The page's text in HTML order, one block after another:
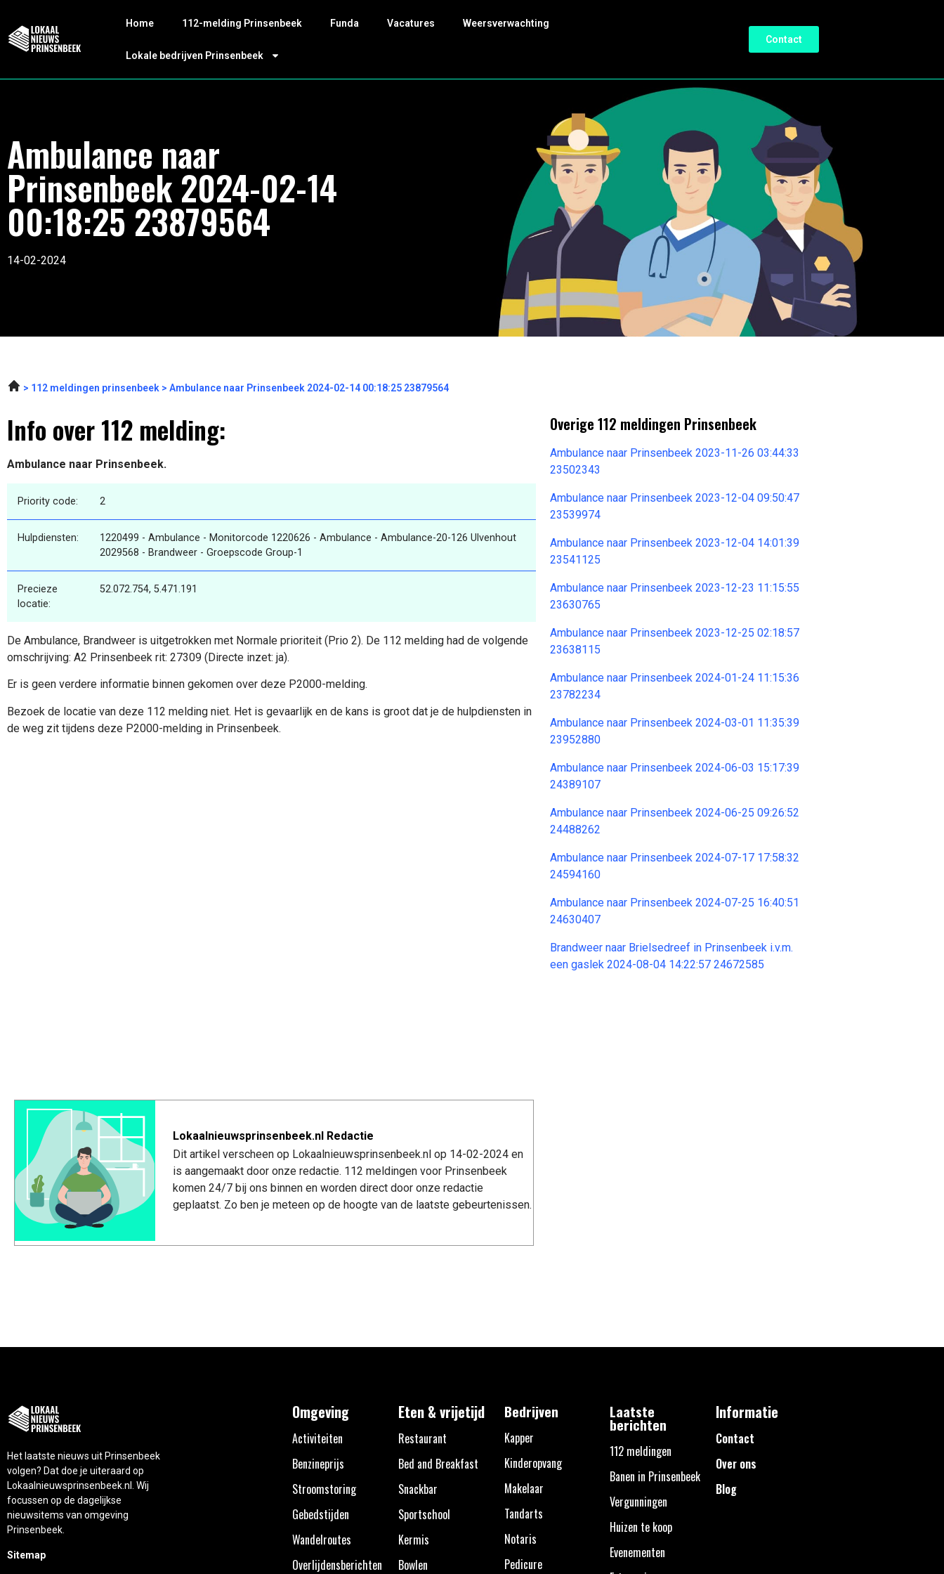
Home 112-melding Prinsenbeek Funda Vacatures Weersverwachting
Lokale bedrijven Prinsenbeek
Contact
Ambulance naar
Prinsenbeek 2024-02-14
00:18:25 23879564
14-02-2024
112 meldingen prinsenbeek Ambulance naar Prinsenbeek 2024-02-14 00:18:25 23879564
Info over 112 melding:
Ambulance naar Prinsenbeek.
Priority code: 2
Hulpdiensten:
1220499 - Ambulance - Monitorcode 1220626 - Ambulance - Ambulance-20-126 Ulvenhout
2029568 - Brandweer - Groepscode Group-1
Precieze
locatie:
52.072.754, 5.471.191
De Ambulance, Brandweer is uitgetrokken met Normale prioriteit (Prio 2). De 112 melding had de volgende
omschrijving: A2 Prinsenbeek rit: 27309 (Directe inzet: ja).
Er is geen verdere informatie binnen gekomen over deze P2000-melding.
Bezoek de locatie van deze 112 melding niet. Het is gevaarlijk en de kans is groot dat je de hulpdiensten in
de weg zit tijdens deze P2000-melding in Prinsenbeek.
Overige 112 meldingen Prinsenbeek
Ambulance naar Prinsenbeek 2023-11-26 03:44:33
23502343
Ambulance naar Prinsenbeek 2023-12-04 09:50:47
23539974
Ambulance naar Prinsenbeek 2023-12-04 14:01:39
23541125
Ambulance naar Prinsenbeek 2023-12-23 11:15:55
23630765
Ambulance naar Prinsenbeek 2023-12-25 02:18:57
23638115
Ambulance naar Prinsenbeek 2024-01-24 11:15:36
23782234
Ambulance naar Prinsenbeek 2024-03-01 11:35:39
23952880
Ambulance naar Prinsenbeek 2024-06-03 15:17:39
24389107
Ambulance naar Prinsenbeek 2024-06-25 09:26:52
24488262
Ambulance naar Prinsenbeek 2024-07-17 17:58:32
24594160
Ambulance naar Prinsenbeek 2024-07-25 16:40:51
24630407
Brandweer naar Brielsedreef in Prinsenbeek i.v.m.
een gaslek 2024-08-04 14:22:57 24672585
Lokaalnieuwsprinsenbeek.nl Redactie
Dit artikel verscheen op Lokaalnieuwsprinsenbeek.nl op 14-02-2024 en
is aangemaakt door onze redactie. 112 meldingen voor Prinsenbeek
komen 24/7 bij ons binnen en worden direct door onze redactie
geplaatst. Zo ben je meteen op de hoogte van de laatste gebeurtenissen.
Het laatste nieuws uit Prinsenbeek
volgen? Dat doe je uiteraard op
Lokaalnieuwsprinsenbeek.nl. Wij
focussen op de dagelijkse
nieuwsitems van omgeving
Prinsenbeek.
Sitemap
Omgeving
Activiteiten
Benzineprijs
Stroomstoring
Gebedstijden
Wandelroutes
Overlijdensberichten
Eten & vrijetijd
Restaurant
Bed and Breakfast
Snackbar
Sportschool
Kermis
Bowlen
Bedrijven
Kapper
Kinderopvang
Makelaar
Tandarts
Notaris
Pedicure
Laatste
berichten
112 meldingen
Banen in Prinsenbeek
Vergunningen
Huizen te koop
Evenementen
Informatie
Contact
Over ons
Blog